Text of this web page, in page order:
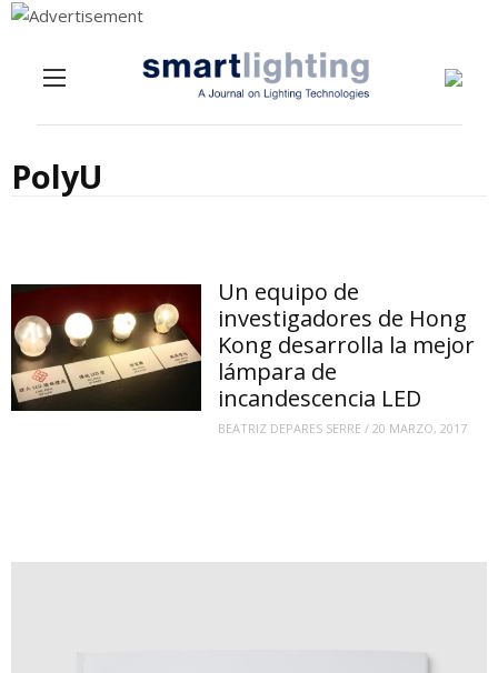
PolyU
Un equipo de
investigadores de Hong
Kong desarrolla la mejor
lámpara de
incandescencia LED
BEATRIZ DEPARES SERRE /20 MARZO, 2017